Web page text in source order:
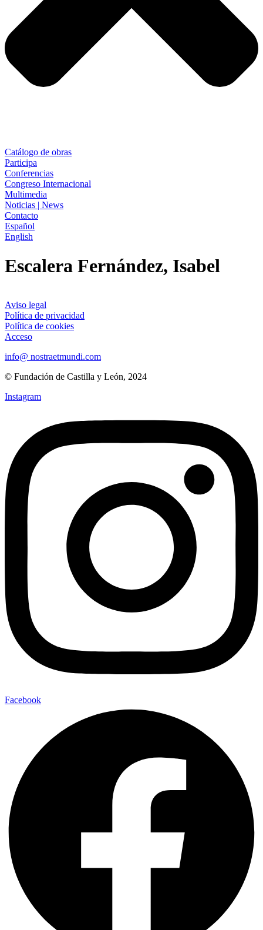
Catálogo de obras
Participa
Conferencias
Congreso Internacional
Multimedia
Noticias | News
Contacto
Español
English
Escalera Fernández, Isabel
Aviso legal
Política de privacidad
Política de cookies
Acceso
info@ nostraetmundi.com
© Fundación de Castilla y León, 2024
Instagram
Facebook